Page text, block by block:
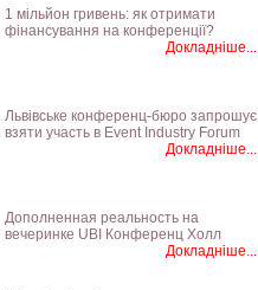
1 мільйон гривень: як отримати
фінансування на конференції?
Докладніше...
Львівське конференц-бюро запрошує
взяти участь в Event Industry Forum
Докладніше...
Дополненная реальность на
вечеринке UBI Конференц Холл
Докладніше...